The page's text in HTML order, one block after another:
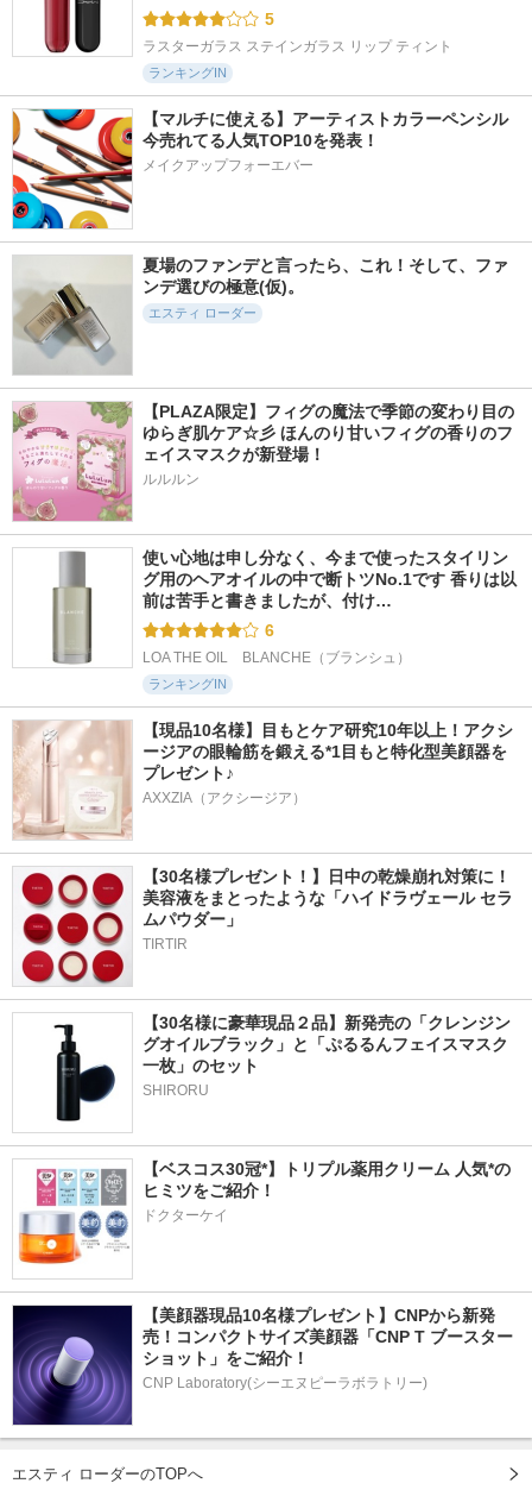
5
ラスターガラス ステインガラス リップ ティント
ランキングIN
【マルチに使える】アーティストカラーペンシル
今売れてる人気TOP10を発表！
メイクアップフォーエバー
夏場のファンデと言ったら、これ！そして、ファ
ンデ選びの極意(仮)。
エスティ ローダー
【PLAZA限定】フィグの魔法で季節の変わり目の
ゆらぎ肌ケア☆彡 ほんのり甘いフィグの香りのフ
ェイスマスクが新登場！
ルルルン
使い心地は申し分なく、今まで使ったスタイリン
グ用のヘアオイルの中で断トツNo.1です 香りは以
前は苦手と書きましたが、付け…
6
LOA THE OIL　BLANCHE（ブランシュ）
ランキングIN
【現品10名様】目もとケア研究10年以上！アクシ
ージアの眼輪筋を鍛える*1目もと特化型美顔器を
プレゼント♪
AXXZIA（アクシージア）
【30名様プレゼント！】日中の乾燥崩れ対策に！
美容液をまとったような「ハイドラヴェール セラ
ムパウダー」
TIRTIR
【30名様に豪華現品２品】新発売の「クレンジン
グオイルブラック」と「ぷるるんフェイスマスク
一枚」のセット
SHIRORU
【ベスコス30冠*】トリプル薬用クリーム 人気*の
ヒミツをご紹介！
ドクターケイ
【美顔器現品10名様プレゼント】CNPから新発
売！コンパクトサイズ美顔器「CNP T ブースター
ショット」をご紹介！
CNP Laboratory(シーエヌピーラボラトリー)
エスティ ローダーのTOPへ